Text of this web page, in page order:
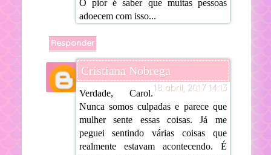
O pior é saber que muitas pessoas
adoecem com isso...
Responder
Cristiana Nobrega
18 abril, 2017 14:13
Verdade, Carol.
Nunca somos culpadas e parece que
mulher sente essas coisas. Já me
peguei sentindo várias coisas que
realmente estavam acontecendo. É